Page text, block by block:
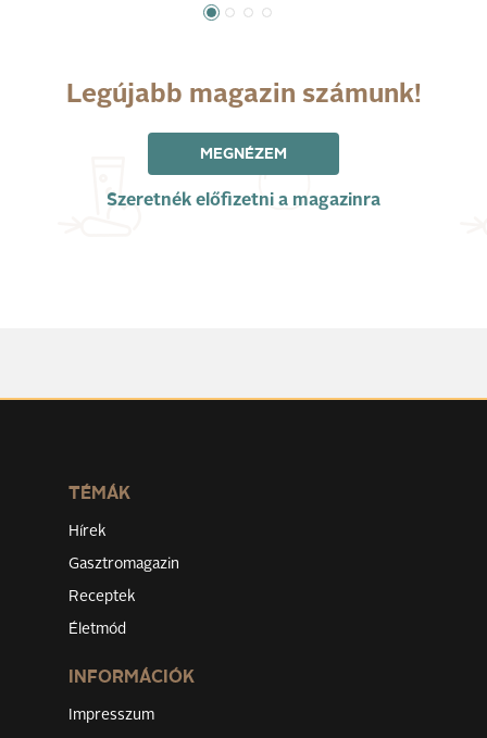
Legújabb magazin számunk!
MEGNÉZEM
Szeretnék előfizetni a magazinra
TÉMÁK
Hírek
Gasztromagazin
Receptek
Életmód
INFORMÁCIÓK
Impresszum